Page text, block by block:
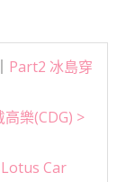
Part2 冰島穿
高樂(CDG) >
Car